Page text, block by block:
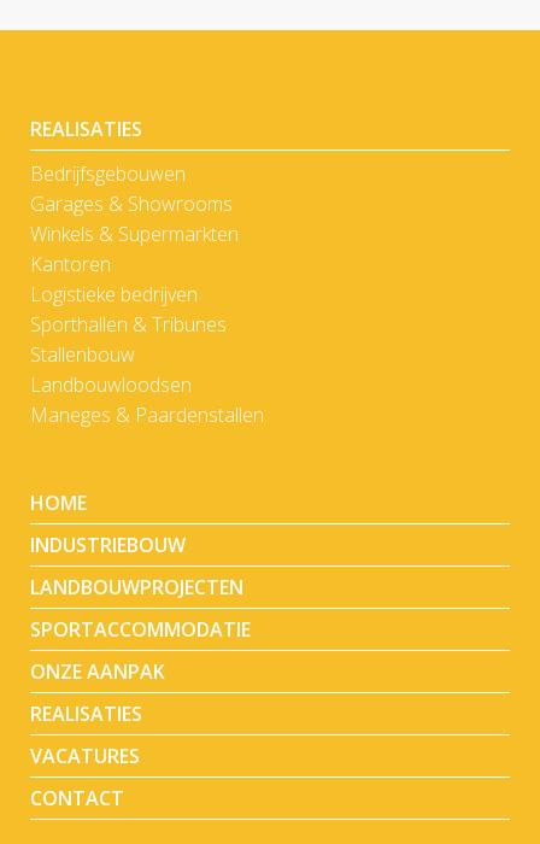
REALISATIES
Bedrijfsgebouwen
Garages & Showrooms
Winkels & Supermarkten
Kantoren
Logistieke bedrijven
Sporthallen & Tribunes
Stallenbouw
Landbouwloodsen
Maneges & Paardenstallen
HOME
INDUSTRIEBOUW
LANDBOUWPROJECTEN
SPORTACCOMMODATIE
ONZE AANPAK
REALISATIES
VACATURES
CONTACT